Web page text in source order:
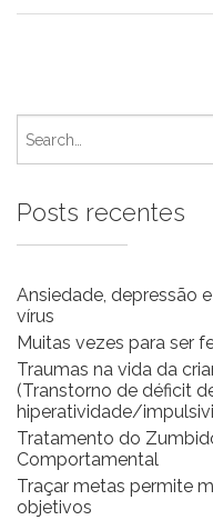
Posts recentes
Ansiedade, depressão
vírus
Muitas vezes para ser
Traumas na vida da
(Transtorno de déficit
hiperatividade/
Tratamento do
Comportamental
Traçar metas permite
objetivos